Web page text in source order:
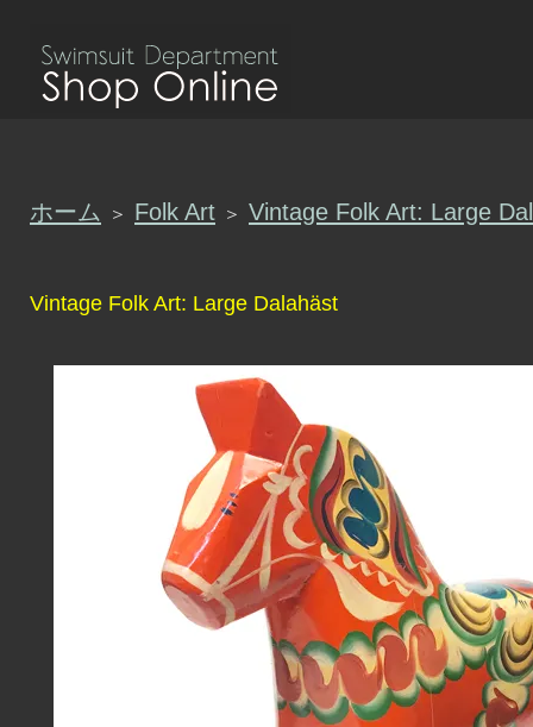
ホーム ＞ Folk Art ＞ Vintage Folk Art: Large
Vintage Folk Art: Large Dalahäst